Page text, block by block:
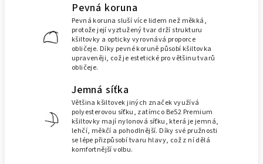
Pevná koruna
Pevná koruna sluší více lidem než měkká,
protože její vyztužený tvar drží strukturu
kšiltovky a opticky vyrovnává proporce
obličeje. Díky pevné koruně působí kšiltovka
upraveněji, což je estetické pro většinu tvarů
obličeje.
Jemná síťka
Většina kšiltovek jiných značek využívá
polyesterovou síťku, zatímco Be52 Premium
kšiltovky mají nylonová síťku, která je jemná,
lehčí, měkčí a pohodlnější. Díky své pružnosti
se lépe přizpůsobí tvaru hlavy, což z ní dělá
komfortnější volbu.